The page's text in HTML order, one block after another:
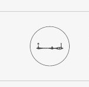
公司名称